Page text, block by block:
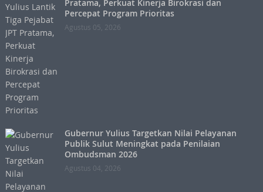
Pratama, Perkuat Kinerja Birokrasi dan
Percepat Program Prioritas
Agustus 05, 2026
Gubernur Yulius Targetkan Nilai Pelayanan
Publik Sulut Meningkat pada Penilaian
Ombudsman 2026
Agustus 04, 2026